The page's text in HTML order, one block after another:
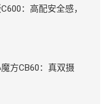
：高配安全感，
方CB60：真双摄